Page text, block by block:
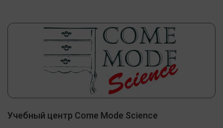
Учебный центр Come Mode Science